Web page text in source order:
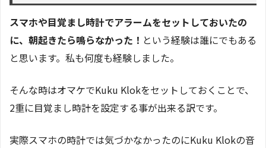
スマホや目覚まし時計でアラームをセットしておいたの
に、朝起きたら鳴らなかった！ という経験は誰にでもある
と思います。私も何度も経験しました。
そんな時はオマケでKuku Klokをセットしておくことで、
2重に目覚まし時計を設定する事が出来る訳です。
実際スマホの時計では気づかなかったのにKuku Klokの音